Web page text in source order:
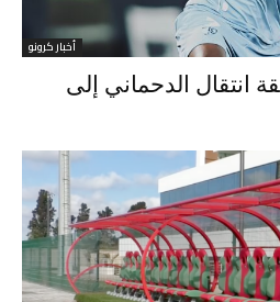
أخبار كرونو
انتقال الدحماني إلى